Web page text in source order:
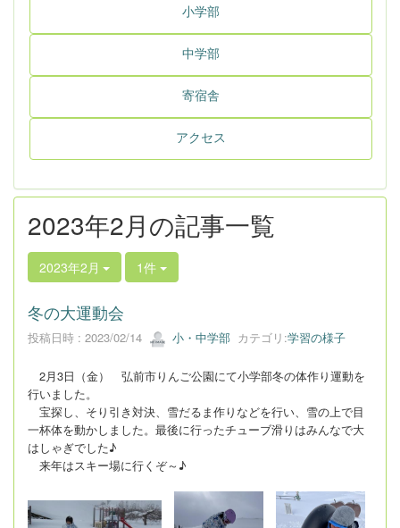
小学部
中学部
寄宿舎
アクセス
2023年2月の記事一覧
2023年2月 1件
冬の大運動会
投稿日時 : 2023/02/14 小・中学部 カテゴリ:学習の様子
2月3日（金） 弘前市りんご公園にて小学部冬の体作り運動を
行いました。
宝探し、そり引き対決、雪だるま作りなどを行い、雪の上で目
一杯体を動かしました。最後に行ったチューブ滑りはみんなで大
はしゃぎでした♪
来年はスキー場に行くぞ～♪